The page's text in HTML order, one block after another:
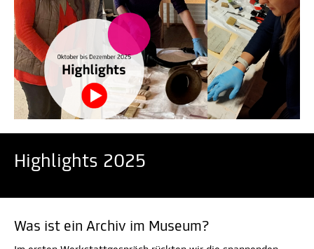
Highlights 2025
Was ist ein Archiv im Museum?